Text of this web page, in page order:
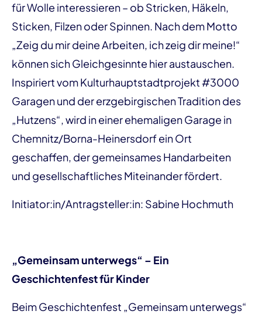
für Wolle interessieren – ob Stricken, Häkeln,
Sticken, Filzen oder Spinnen. Nach dem Motto
„Zeig du mir deine Arbeiten, ich zeig dir meine!“
können sich Gleichgesinnte hier austauschen.
Inspiriert vom Kulturhauptstadtprojekt #3000
Garagen und der erzgebirgischen Tradition des
„Hutzens“, wird in einer ehemaligen Garage in
Chemnitz/Borna-Heinersdorf ein Ort
geschaffen, der gemeinsames Handarbeiten
und gesellschaftliches Miteinander fördert.
Initiator:in/Antragsteller:in: Sabine Hochmuth
„Gemeinsam unterwegs“ – Ein
Geschichtenfest für Kinder
Beim Geschichtenfest „Gemeinsam unterwegs“